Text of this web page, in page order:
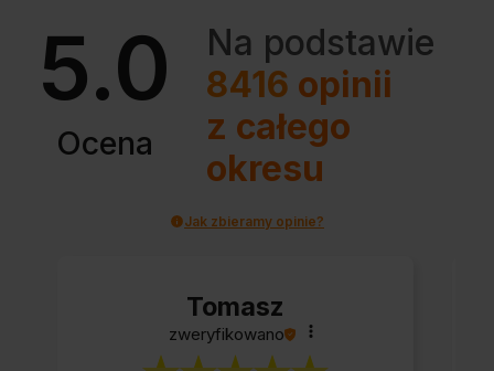
5.0
Ocena
Na podstawie
8416 opinii
z całego
okresu
Jak zbieramy opinie?
Tomasz
zweryfikowano